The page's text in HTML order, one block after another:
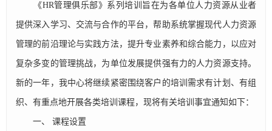
《HR管理俱乐部》系列培训旨在为各单位人力资源从业者
提供深入学习、交流与合作的平台，帮助系统掌握现代人力资源
管理的前沿理论与实践方法，提升专业素养和综合能力，以应对
复杂多变的管理挑战，为单位发展提供强有力的人力资源支持。
新的一年，我中心将继续紧密围绕客户的培训需求有计划、有组
织、有重点地开展各类培训课程，现将有关培训事宜通知如下：
一、 课程设置